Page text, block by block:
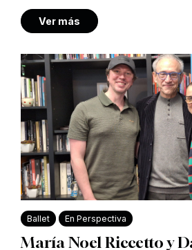
Ver más
Ballet En Perspectiva
María Noel Riccetto y